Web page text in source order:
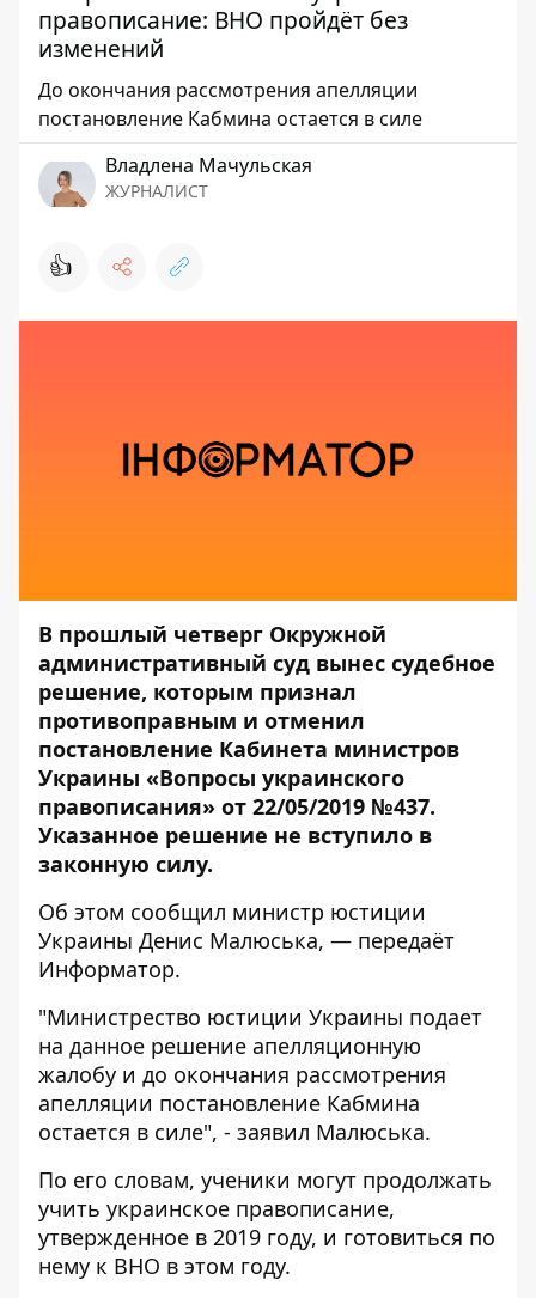
правописание: ВНО пройдёт без
изменений
До окончания рассмотрения апелляции
постановление Кабмина остается в силе
Владлена Мачульская
ЖУРНАЛИСТ
👍
В прошлый четверг Окружной
административный суд вынес судебное
решение, которым признал
противоправным и отменил
постановление Кабинета министров
Украины «Вопросы украинского
правописания» от 22/05/2019 №437.
Указанное решение не вступило в
законную силу.
Об этом сообщил министр юстиции
Украины Денис Малюська, — передаёт
Информатор.
"Министрество юстиции Украины подает
на данное решение апелляционную
жалобу и до окончания рассмотрения
апелляции постановление Кабмина
остается в силе", - заявил Малюська.
По его словам, ученики могут продолжать
учить украинское правописание,
утвержденное в 2019 году, и готовиться по
нему к ВНО в этом году.